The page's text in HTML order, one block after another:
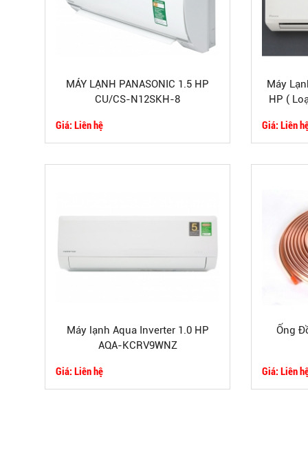
MÁY LẠNH PANASONIC 1.5 HP
CU/CS-N12SKH-8
Giá: Liên hệ
Máy
HP (
Giá: Liên
Máy lạnh Aqua Inverter 1.0 HP
AQA-KCRV9WNZ
Giá: Liên hệ
Ống
Giá: Liên